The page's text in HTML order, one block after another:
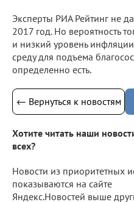
Эксперты РИА Рейтинг не
2017 год. Но вероятность
и низкий уровень
среду для подъема
определенно есть.
← Вернуться к новостям
Хотите читать наши
всех?
Новости из приоритетных
показываются на сайте
Яндекс.Новостей выше